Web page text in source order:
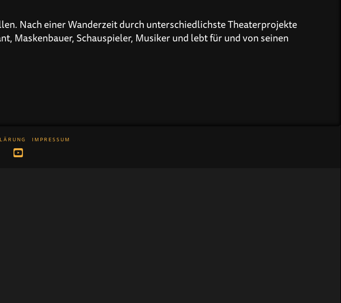
Nach einer Wanderzeit durch unterschiedlichste Theaterprojekte
Maskenbauer, Schauspieler, Musiker und lebt für und von seinen
IMPRESSUM